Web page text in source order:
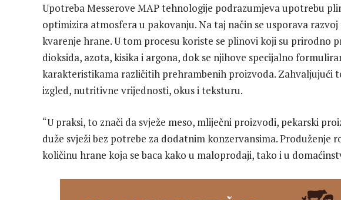
Upotreba Messerove MAP tehnologije podrazumjeva upotrebu
optimizira atmosfera u pakovanju. Na taj način se usporava
kvarenje hrane. U tom procesu koriste se plinovi koji su prirodno
dioksida, azota, kisika i argona, dok se njihove specijalno
karakteristikama različitih prehrambenih proizvoda. Zahvaljujući
izgled, nutritivne vrijednosti, okus i teksturu.
“U praksi, to znači da svježe meso, mliječni proizvodi, pekarski
duže svježi bez potrebe za dodatnim konzervansima. Produženje
količinu hrane koja se baca kako u maloprodaji, tako i u